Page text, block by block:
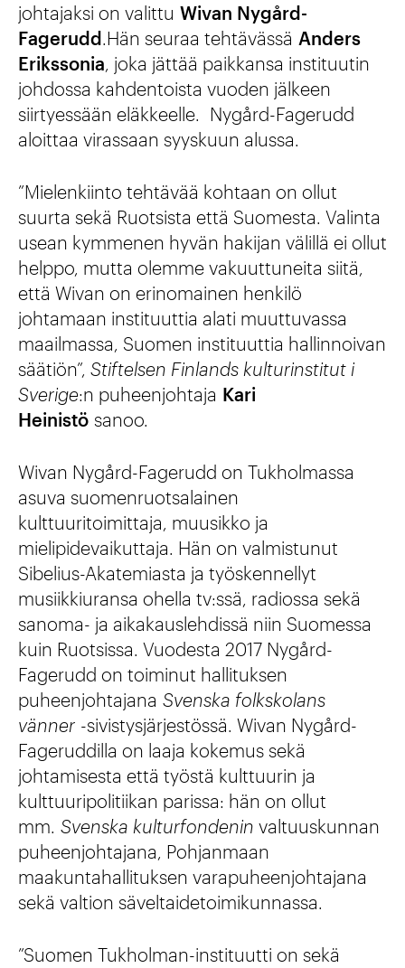
johtajaksi on valittu Wivan Nygård-
Fagerudd.Hän seuraa tehtävässä Anders
Erikssonia, joka jättää paikkansa instituutin
johdossa kahdentoista vuoden jälkeen
siirtyessään eläkkeelle. Nygård-Fagerudd
aloittaa virassaan syyskuun alussa.
”Mielenkiinto tehtävää kohtaan on ollut
suurta sekä Ruotsista että Suomesta. Valinta
usean kymmenen hyvän hakijan välillä ei ollut
helppo, mutta olemme vakuuttuneita siitä,
että Wivan on erinomainen henkilö
johtamaan instituuttia alati muuttuvassa
maailmassa, Suomen instituuttia hallinnoivan
säätiön”, Stiftelsen Finlands kulturinstitut i
Sverige:n puheenjohtaja Kari
Heinistö sanoo.
Wivan Nygård-Fagerudd on Tukholmassa
asuva suomenruotsalainen
kulttuuritoimittaja, muusikko ja
mielipidevaikuttaja. Hän on valmistunut
Sibelius-Akatemiasta ja työskennellyt
musiikkiuransa ohella tv:ssä, radiossa sekä
sanoma- ja aikakauslehdissä niin Suomessa
kuin Ruotsissa. Vuodesta 2017 Nygård-
Fagerudd on toiminut hallituksen
puheenjohtajana Svenska folkskolans
vänner -sivistysjärjestössä. Wivan Nygård-
Fageruddilla on laaja kokemus sekä
johtamisesta että työstä kulttuurin ja
kulttuuripolitiikan parissa: hän on ollut
mm. Svenska kulturfondenin valtuuskunnan
puheenjohtajana, Pohjanmaan
maakuntahallituksen varapuheenjohtajana
sekä valtion säveltaidetoimikunnassa.
”Suomen Tukholman-instituutti on sekä